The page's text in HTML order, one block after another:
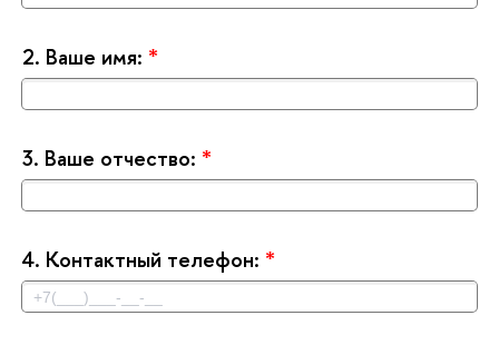
2. аше имя: *
3. аше отчество: *
4. Контактный телефон: *